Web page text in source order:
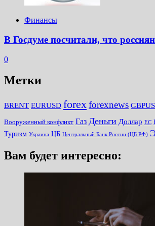
Финансы
В Госдуме посчитали, что
0
Метки
BRENT EURUSD forexforexnews
Вооруженный конфликт Газ Деньги Доллар ЕС
Туризм Украина ЦБ Центральный Банк России (ЦБ РФ)
Вам будет интересно: